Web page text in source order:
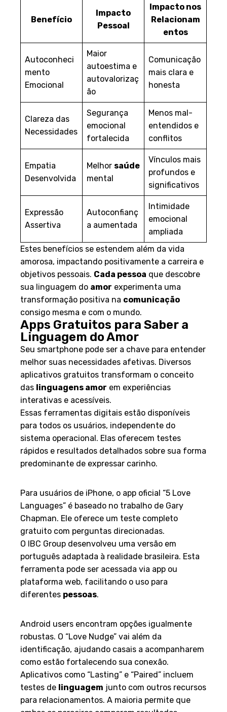
Benefício
Impacto
Pessoal
Impacto nos
Relacionam
entos
Autoconheci
mento
Emocional
Maior
autoestima e
autovalorizaç
ão
Comunicação
mais clara e
honesta
Clareza das
Necessidades
Segurança
emocional
fortalecida
Menos mal-
entendidos e
conflitos
Empatia
Desenvolvida
Melhor saúde
mental
Vínculos mais
profundos e
significativos
Expressão
Assertiva
Autoconfianç
a aumentada
Intimidade
emocional
ampliada
Estes benefícios se estendem além da vida
amorosa, impactando positivamente a carreira e
objetivos pessoais. Cada pessoa que descobre
sua linguagem do amor experimenta uma
transformação positiva na comunicação
consigo mesma e com o mundo.
Apps Gratuitos para Saber a
Linguagem do Amor
Seu smartphone pode ser a chave para entender
melhor suas necessidades afetivas. Diversos
aplicativos gratuitos transformam o conceito
das linguagens amor em experiências
interativas e acessíveis.
Essas ferramentas digitais estão disponíveis
para todos os usuários, independente do
sistema operacional. Elas oferecem testes
rápidos e resultados detalhados sobre sua forma
predominante de expressar carinho.
Para usuários de iPhone, o app oficial “5 Love
Languages” é baseado no trabalho de Gary
Chapman. Ele oferece um teste completo
gratuito com perguntas direcionadas.
O IBC Group desenvolveu uma versão em
português adaptada à realidade brasileira. Esta
ferramenta pode ser acessada via app ou
plataforma web, facilitando o uso para
diferentes pessoas.
Android users encontram opções igualmente
robustas. O “Love Nudge” vai além da
identificação, ajudando casais a acompanharem
como estão fortalecendo sua conexão.
Aplicativos como “Lasting” e “Paired” incluem
testes de linguagem junto com outros recursos
para relacionamentos. A maioria permite que